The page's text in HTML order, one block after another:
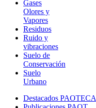
Gases
Olores y
Vapores
Residuos
Ruido y
vibraciones
Suelo de
Conservación
Suelo
Urbano
Destacados PAOTECA